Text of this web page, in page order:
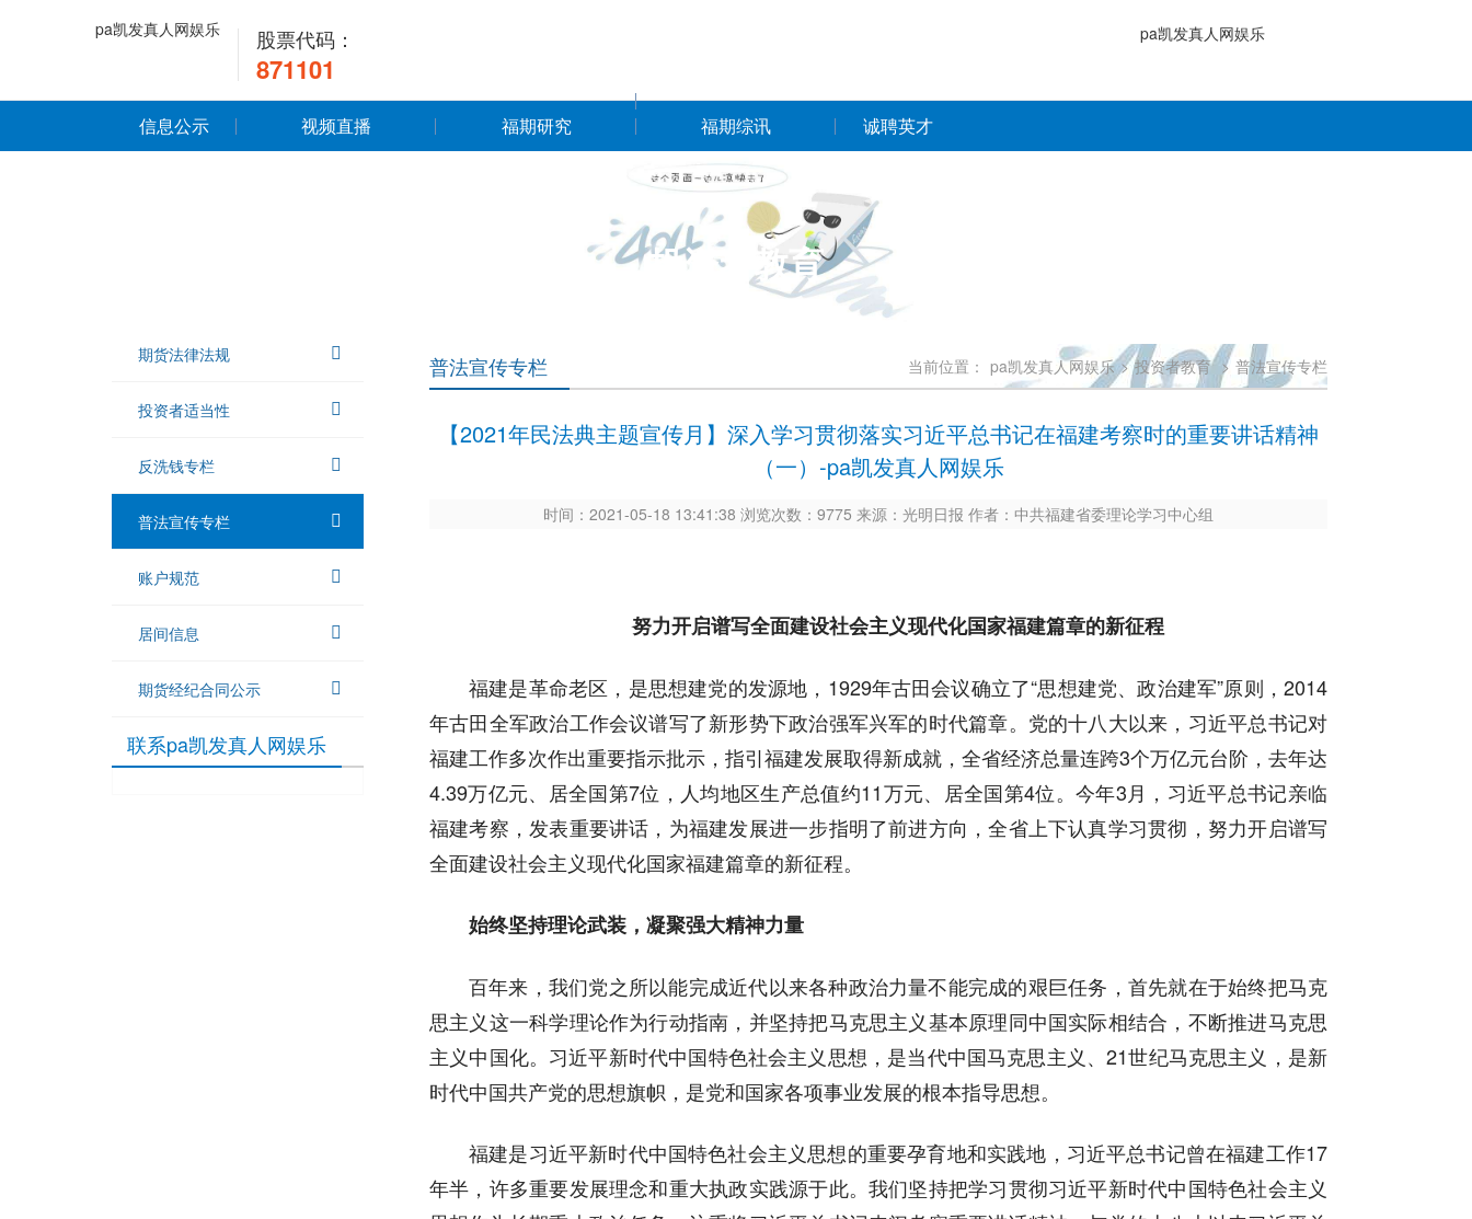
pa凯发真人网娱乐 股票代码：
871101
pa凯发真人网娱乐
信息公示 视频直播 福期研究 福期综讯 诚聘英才
投资者教育
期货法律法规
投资者适当性
反洗钱专栏
普法宣传专栏
账户规范
居间信息
期货经纪合同公示
联系pa凯发真人网娱乐
普法宣传专栏 当前位置： pa凯发真人网娱乐 > 投资者教育 > 普法宣传专栏
【2021年民法典主题宣传月】深入学习贯彻落实习近平总书记在福建考察时的重要讲话精神
（一）-pa凯发真人网娱乐
时间：2021-05-18 13:41:38 浏览次数：9775 来源：光明日报 作者：中共福建省委理论学习中心组
努力开启谱写全面建设社会主义现代化国家福建篇章的新征程
福建是革命老区，是思想建党的发源地，1929年古田会议确立了“思想建党、政治建军”原则，2014
年古田全军政治工作会议谱写了新形势下政治强军兴军的时代篇章。党的十八大以来，习近平总书记对
福建工作多次作出重要指示批示，指引福建发展取得新成就，全省经济总量连跨3个万亿元台阶，去年达
4.39万亿元、居全国第7位，人均地区生产总值约11万元、居全国第4位。今年3月，习近平总书记亲临
福建考察，发表重要讲话，为福建发展进一步指明了前进方向，全省上下认真学习贯彻，努力开启谱写
全面建设社会主义现代化国家福建篇章的新征程。
始终坚持理论武装，凝聚强大精神力量
百年来，我们党之所以能完成近代以来各种政治力量不能完成的艰巨任务，首先就在于始终把马克
思主义这一科学理论作为行动指南，并坚持把马克思主义基本原理同中国实际相结合，不断推进马克思
主义中国化。习近平新时代中国特色社会主义思想，是当代中国马克思主义、21世纪马克思主义，是新
时代中国共产党的思想旗帜，是党和国家各项事业发展的根本指导思想。
福建是习近平新时代中国特色社会主义思想的重要孕育地和实践地，习近平总书记曾在福建工作17
年半，许多重要发展理念和重大执政实践源于此。我们坚持把学习贯彻习近平新时代中国特色社会主义